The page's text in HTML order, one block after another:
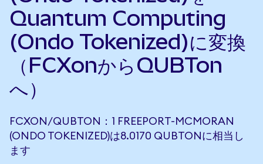
Quantum Computing
(Ondo Tokenized)に変換
（FCXonからQUBTon
へ）
FCXON/QUBTON：1 FREEPORT-MCMORAN
(ONDO TOKENIZED)は8.0170 QUBTONに相当し
ます